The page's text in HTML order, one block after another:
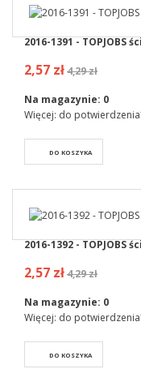
2016-1391 - TOPJOBS
2,57 zł4,29 zł
Na magazynie: 0
Więcej: do
DO KOSZYKA
2016-1392 - TOPJOBS
2,57 zł4,29 zł
Na magazynie: 0
Więcej: do
DO KOSZYKA